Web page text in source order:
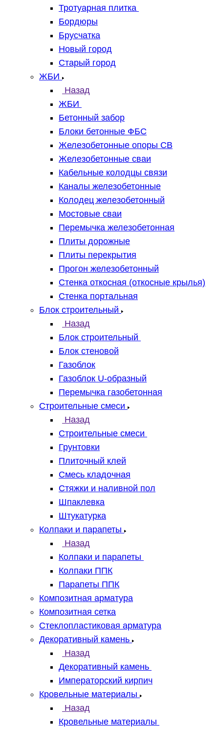
Тротуарная плитка
Бордюры
Брусчатка
Новый город
Старый город
ЖБИ
Назад
ЖБИ
Бетонный забор
Блоки бетонные ФБС
Железобетонные опоры СВ
Железобетонные сваи
Кабельные колодцы связи
Каналы железобетонные
Колодец железобетонный
Мостовые сваи
Перемычка железобетонная
Плиты дорожные
Плиты перекрытия
Прогон железобетонный
Стенка откосная (откосные крылья)
Стенка портальная
Блок строительный
Назад
Блок строительный
Блок стеновой
Газоблок
Газоблок U-образный
Перемычка газобетонная
Строительные смеси
Назад
Строительные смеси
Грунтовки
Плиточный клей
Смесь кладочная
Стяжки и наливной пол
Шпаклевка
Штукатурка
Колпаки и парапеты
Назад
Колпаки и парапеты
Колпаки ППК
Парапеты ППК
Композитная арматура
Композитная сетка
Стеклопластиковая арматура
Декоративный камень
Назад
Декоративный камень
Императорский кирпич
Кровельные материалы
Назад
Кровельные материалы